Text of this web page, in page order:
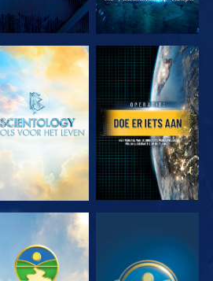
VERKEN DE
SERIE
KIJK
KIJK KIJK